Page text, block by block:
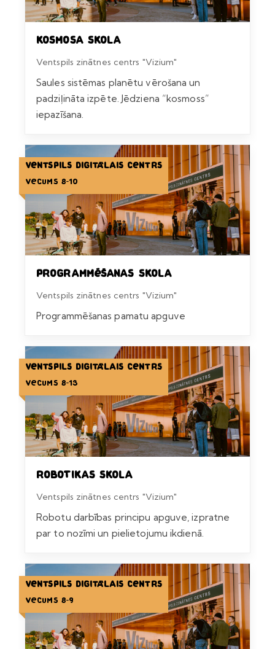
Kosmosa skola
Ventspils zinātnes centrs "Vizium"
Saules sistēmas planētu vērošana un
padziļināta izpēte. Jēdziena “kosmoss”
iepazīšana.
Ventspils Digitālais centrs
Vecums 8-10
Programmēšanas skola
Ventspils zinātnes centrs "Vizium"
Programmēšanas pamatu apguve
Ventspils Digitālais centrs
Vecums 8-13
Robotikas skola
Ventspils zinātnes centrs "Vizium"
Robotu darbības principu apguve, izpratne
par to nozīmi un pielietojumu ikdienā.
Ventspils Digitālais centrs
Vecums 8-9